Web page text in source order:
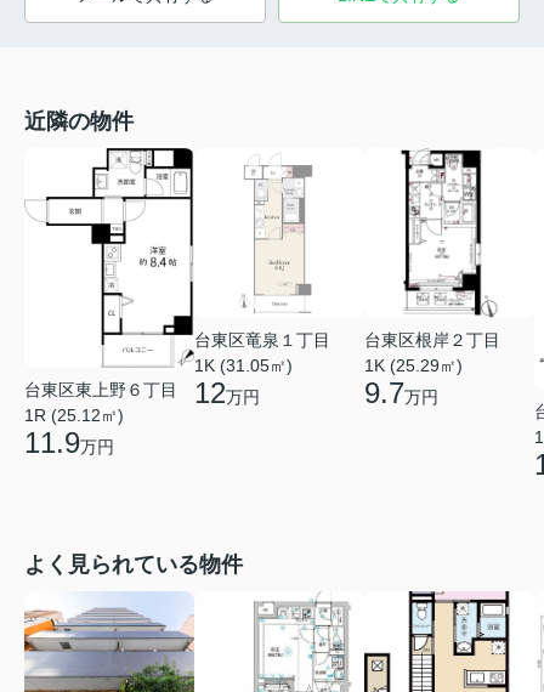
近隣の物件
台東区東上野６丁目
1R (25.12㎡)
11.9万円
台東区竜泉１丁目
1K (31.05㎡)
12万円
台東区根岸２丁目
1K (25.29㎡)
9.7万円
よく見られている物件